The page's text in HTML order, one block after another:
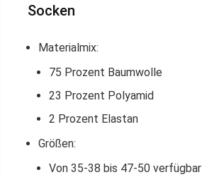
Socken
Materialmix:
75 Prozent Baumwolle
23 Prozent Polyamid
2 Prozent Elastan
Größen:
Von 35-38 bis 47-50 verfügbar